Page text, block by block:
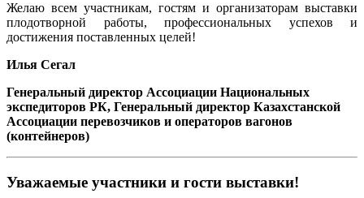
Желаю всем участникам, гостям и организаторам выставки
плодотворной работы, профессиональных успехов и
достижения поставленных целей!
Илья Сегал
Генеральный директор Ассоциации Национальных
экспедиторов РК, Генеральный директор Казахстанской
Ассоциации перевозчиков и операторов вагонов
(контейнеров)
Уважаемые участники и гости выставки!